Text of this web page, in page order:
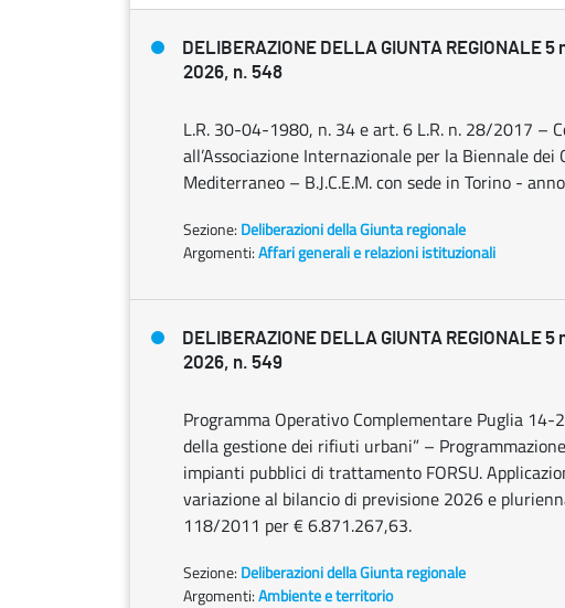
DELIBERAZIONE DELLA GIUNTA REGIONALE 5
2026, n. 548
L.R. 30-04-1980, n. 34 e art. 6 L.R. n. 28/2017 –
all’Associazione Internazionale per la Biennale dei
Mediterraneo – B.J.C.E.M. con sede in Torino -
Sezione: Deliberazioni della Giunta regionale
Argomenti:Affari generali e relazioni istituzionali
DELIBERAZIONE DELLA GIUNTA REGIONALE 5
2026, n. 549
Programma Operativo Complementare Puglia 14-
della gestione dei rifiuti urbani” –
impianti pubblici di trattamento FORSU.
variazione al bilancio di previsione 2026 e
118/2011 per € 6.871.267,63.
Sezione: Deliberazioni della Giunta regionale
Argomenti:Ambiente e territorio